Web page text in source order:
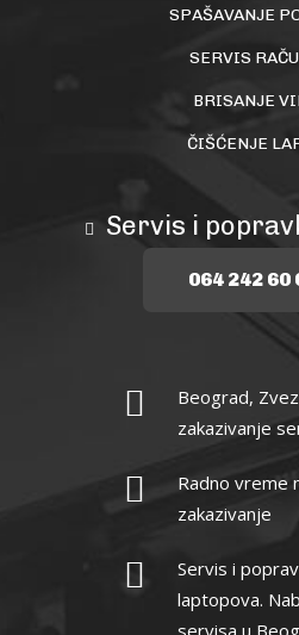
SPAŠAVANJE
SERVIS
BRISANJE
ČIŠĆENJE
Servis i
064 242 60
Beograd,
zakazivanje
Radno vreme
zakazivanje
Servis i
laptopova.
servisa u